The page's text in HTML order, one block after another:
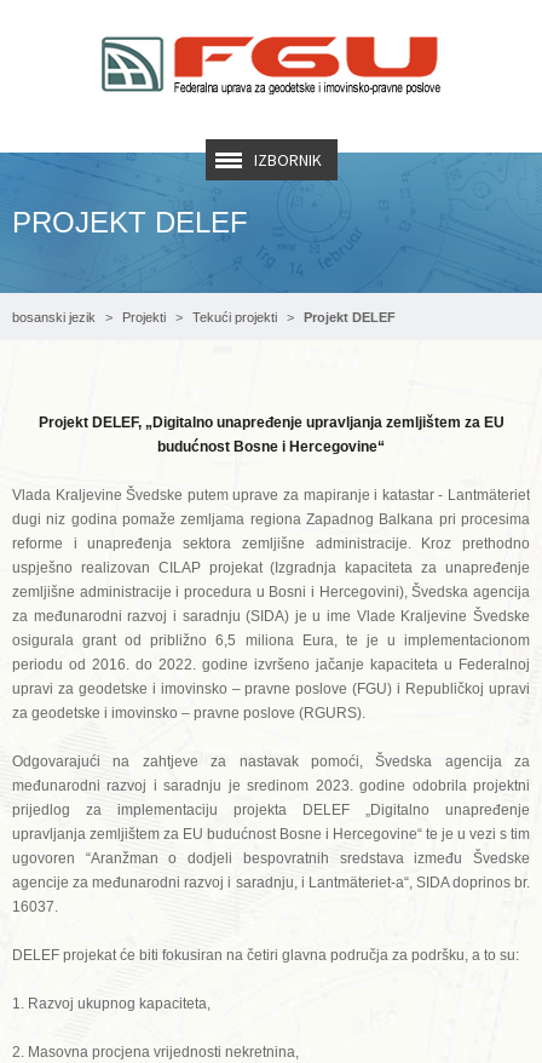
IZBORNIK
PROJEKT DELEF
bosanski jezik Projekti Tekući projekti Projekt DELEF
Projekt DELEF, „Digitalno unapređenje upravljanja zemljištem za EU
budućnost Bosne i Hercegovine“
Vlada Kraljevine Švedske putem uprave za mapiranje i katastar - Lantmäteriet
dugi niz godina pomaže zemljama regiona Zapadnog Balkana pri procesima
reforme i unapređenja sektora zemljišne administracije. Kroz prethodno
uspješno realizovan CILAP projekat (Izgradnja kapaciteta za unapređenje
zemljišne administracije i procedura u Bosni i Hercegovini), Švedska agencija
za međunarodni razvoj i saradnju (SIDA) je u ime Vlade Kraljevine Švedske
osigurala grant od približno 6,5 miliona Eura, te je u implementacionom
periodu od 2016. do 2022. godine izvršeno jačanje kapaciteta u Federalnoj
upravi za geodetske i imovinsko – pravne poslove (FGU) i Republičkoj upravi
za geodetske i imovinsko – pravne poslove (RGURS).
Odgovarajući na zahtjeve za nastavak pomoći, Švedska agencija za
međunarodni razvoj i saradnju je sredinom 2023. godine odobrila projektni
prijedlog za implementaciju projekta DELEF „Digitalno unapređenje
upravljanja zemljištem za EU budućnost Bosne i Hercegovine“ te je u vezi s tim
ugovoren “Aranžman o dodjeli bespovratnih sredstava između Švedske
agencije za međunarodni razvoj i saradnju, i Lantmäteriet-a“, SIDA doprinos br.
16037.
DELEF projekat će biti fokusiran na četiri glavna područja za podršku, a to su:
1. Razvoj ukupnog kapaciteta,
2. Masovna procjena vrijednosti nekretnina,